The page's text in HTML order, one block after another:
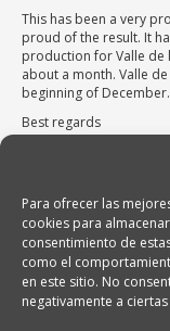
Para ofrecer las
cookies para
consentimiento de
como el
en este sitio. No
negativamente a
This has been a very
proud of the result. It
production for Valle de
about a month. Valle
beginning of December.
Best regards
Venta de Aceite de
Oro del Desierto, Ctra.